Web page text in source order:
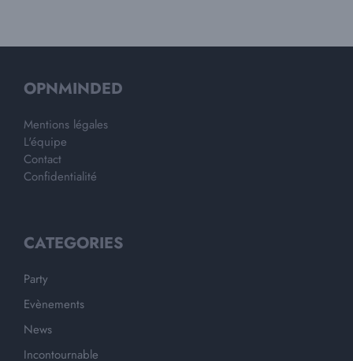
OPNMINDED
Mentions légales
L'équipe
Contact
Confidentialité
CATEGORIES
Party
Evènements
News
Incontournable